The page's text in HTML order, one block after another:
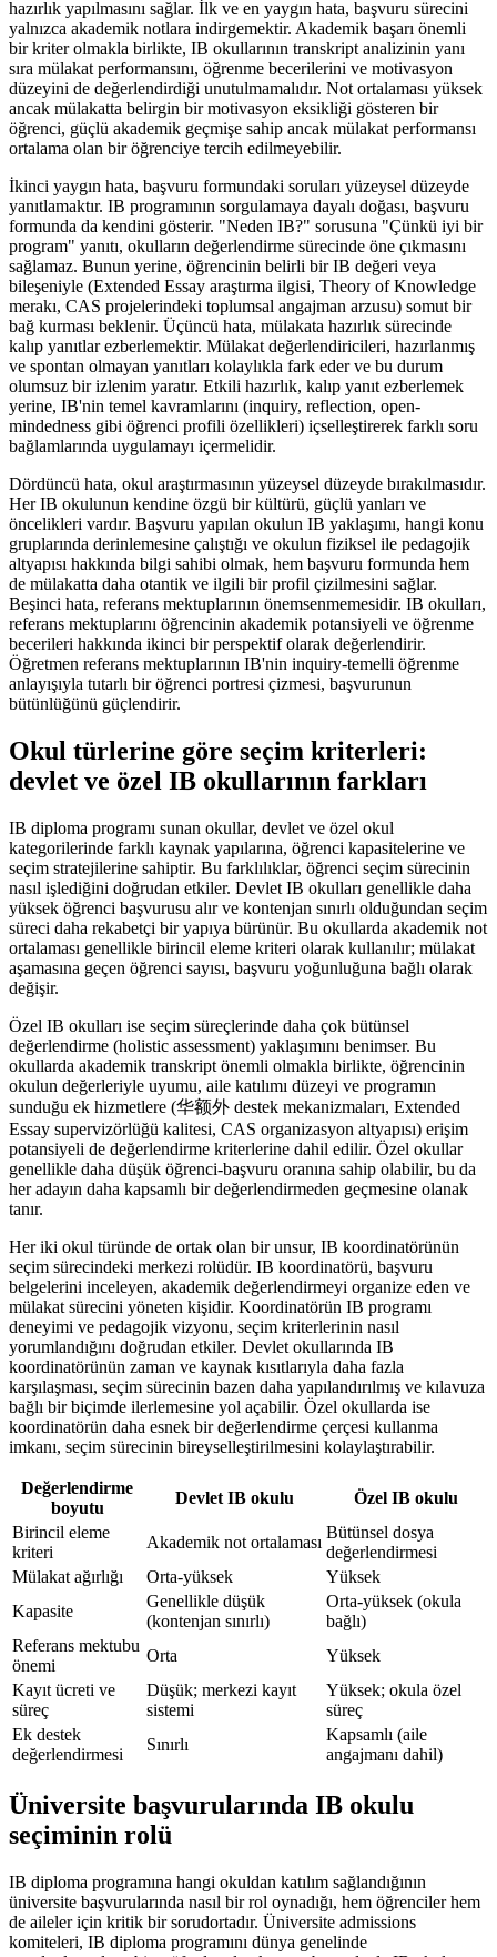
hazırlık yapılmasını sağlar. İlk ve en yaygın hata, başvuru sürecini
yalnızca akademik notlara indirgemektir. Akademik başarı önemli
bir kriter olmakla birlikte, IB okullarının transkript analizinin yanı
sıra mülakat performansını, öğrenme becerilerini ve motivasyon
düzeyini de değerlendirdiği unutulmamalıdır. Not ortalaması yüksek
ancak mülakatta belirgin bir motivasyon eksikliği gösteren bir
öğrenci, güçlü akademik geçmişe sahip ancak mülakat performansı
ortalama olan bir öğrenciye tercih edilmeyebilir.
İkinci yaygın hata, başvuru formundaki soruları yüzeysel düzeyde
yanıtlamaktır. IB programının sorgulamaya dayalı doğası, başvuru
formunda da kendini gösterir. "Neden IB?" sorusuna "Çünkü iyi bir
program" yanıtı, okulların değerlendirme sürecinde öne çıkmasını
sağlamaz. Bunun yerine, öğrencinin belirli bir IB değeri veya
bileşeniyle (Extended Essay araştırma ilgisi, Theory of Knowledge
merakı, CAS projelerindeki toplumsal angajman arzusu) somut bir
bağ kurması beklenir. Üçüncü hata, mülakata hazırlık sürecinde
kalıp yanıtlar ezberlemektir. Mülakat değerlendiricileri, hazırlanmış
ve spontan olmayan yanıtları kolaylıkla fark eder ve bu durum
olumsuz bir izlenim yaratır. Etkili hazırlık, kalıp yanıt ezberlemek
yerine, IB'nin temel kavramlarını (inquiry, reflection, open-
mindedness gibi öğrenci profili özellikleri) içselleştirerek farklı soru
bağlamlarında uygulamayı içermelidir.
Dördüncü hata, okul araştırmasının yüzeysel düzeyde bırakılmasıdır.
Her IB okulunun kendine özgü bir kültürü, güçlü yanları ve
öncelikleri vardır. Başvuru yapılan okulun IB yaklaşımı, hangi konu
gruplarında derinlemesine çalıştığı ve okulun fiziksel ile pedagojik
altyapısı hakkında bilgi sahibi olmak, hem başvuru formunda hem
de mülakatta daha otantik ve ilgili bir profil çizilmesini sağlar.
Beşinci hata, referans mektuplarının önemsenmemesidir. IB okulları,
referans mektuplarını öğrencinin akademik potansiyeli ve öğrenme
becerileri hakkında ikinci bir perspektif olarak değerlendirir.
Öğretmen referans mektuplarının IB'nin inquiry-temelli öğrenme
anlayışıyla tutarlı bir öğrenci portresi çizmesi, başvurunun
bütünlüğünü güçlendirir.
Okul türlerine göre seçim kriterleri:
devlet ve özel IB okullarının farkları
IB diploma programı sunan okullar, devlet ve özel okul
kategorilerinde farklı kaynak yapılarına, öğrenci kapasitelerine ve
seçim stratejilerine sahiptir. Bu farklılıklar, öğrenci seçim sürecinin
nasıl işlediğini doğrudan etkiler. Devlet IB okulları genellikle daha
yüksek öğrenci başvurusu alır ve kontenjan sınırlı olduğundan seçim
süreci daha rekabetçi bir yapıya bürünür. Bu okullarda akademik not
ortalaması genellikle birincil eleme kriteri olarak kullanılır; mülakat
aşamasına geçen öğrenci sayısı, başvuru yoğunluğuna bağlı olarak
değişir.
Özel IB okulları ise seçim süreçlerinde daha çok bütünsel
değerlendirme (holistic assessment) yaklaşımını benimser. Bu
okullarda akademik transkript önemli olmakla birlikte, öğrencinin
okulun değerleriyle uyumu, aile katılımı düzeyi ve programın
sunduğu ek hizmetlere (华额外 destek mekanizmaları, Extended
Essay supervizörlüğü kalitesi, CAS organizasyon altyapısı) erişim
potansiyeli de değerlendirme kriterlerine dahil edilir. Özel okullar
genellikle daha düşük öğrenci-başvuru oranına sahip olabilir, bu da
her adayın daha kapsamlı bir değerlendirmeden geçmesine olanak
tanır.
Her iki okul türünde de ortak olan bir unsur, IB koordinatörünün
seçim sürecindeki merkezi rolüdür. IB koordinatörü, başvuru
belgelerini inceleyen, akademik değerlendirmeyi organize eden ve
mülakat sürecini yöneten kişidir. Koordinatörün IB programı
deneyimi ve pedagojik vizyonu, seçim kriterlerinin nasıl
yorumlandığını doğrudan etkiler. Devlet okullarında IB
koordinatörünün zaman ve kaynak kısıtlarıyla daha fazla
karşılaşması, seçim sürecinin bazen daha yapılandırılmış ve kılavuza
bağlı bir biçimde ilerlemesine yol açabilir. Özel okullarda ise
koordinatörün daha esnek bir değerlendirme çerçesi kullanma
imkanı, seçim sürecinin bireyselleştirilmesini kolaylaştırabilir.
Değerlendirme
boyutu
Devlet IB okulu
Özel IB okulu
Birincil eleme
kriteri
Akademik not ortalaması
Bütünsel dosya
değerlendirmesi
Mülakat ağırlığı
Orta-yüksek
Yüksek
Kapasite
Genellikle düşük
(kontenjan sınırlı)
Orta-yüksek (okula
bağlı)
Referans mektubu
önemi
Orta
Yüksek
Kayıt ücreti ve
süreç
Düşük; merkezi kayıt
sistemi
Yüksek; okula özel
süreç
Ek destek
değerlendirmesi
Sınırlı
Kapsamlı (aile
angajmanı dahil)
Üniversite başvurularında IB okulu
seçiminin rolü
IB diploma programına hangi okuldan katılım sağlandığının
üniversite başvurularında nasıl bir rol oynadığı, hem öğrenciler hem
de aileler için kritik bir sorudortadır. Üniversite admissions
komiteleri, IB diploma programını dünya genelinde